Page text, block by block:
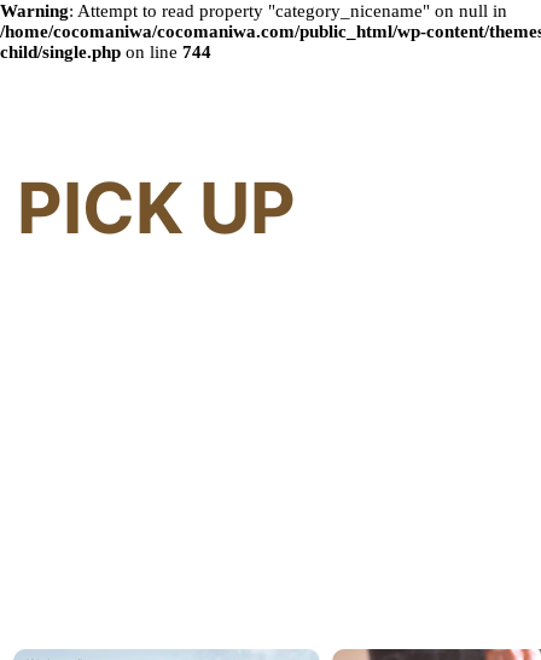
Warning: Attempt to read property "category_nicename" on null in
/home/cocomaniwa/cocomaniwa.com/public_html/wp-content/
child/single.php on line 744
PICK UP